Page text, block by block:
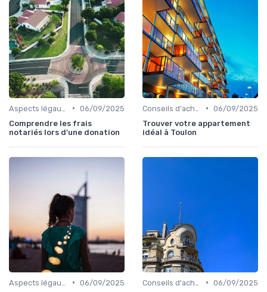
• 06/09/2025
Comprendre les frais
notariés lors d'une donation
• 06/09/2025
Trouver votre appartement
idéal à Toulon
• 06/09/2025
• 06/09/2025